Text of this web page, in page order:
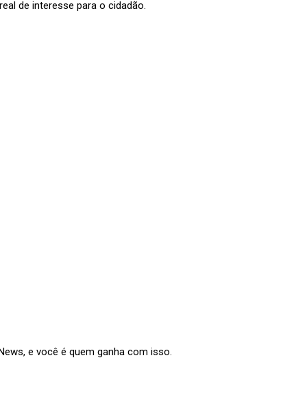
de interesse para o cidadão.
e você é quem ganha com isso.